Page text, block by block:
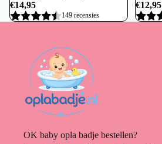
€14,95
149 recensies
€12,95
OK baby opla badje bestellen?